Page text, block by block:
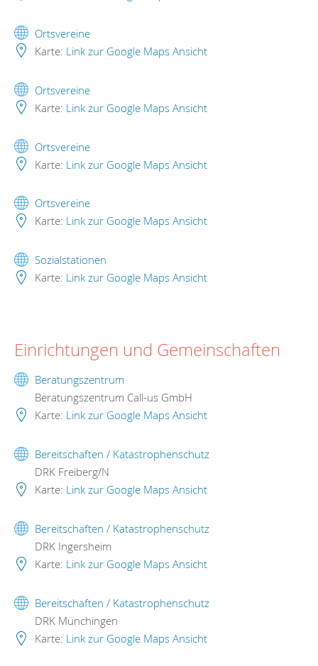
Ortsvereine
Karte: Link zur Google Maps Ansicht
Ortsvereine
Karte: Link zur Google Maps Ansicht
Ortsvereine
Karte: Link zur Google Maps Ansicht
Ortsvereine
Karte: Link zur Google Maps Ansicht
Sozialstationen
Karte: Link zur Google Maps Ansicht
Einrichtungen und Gemeinschaften
Beratungszentrum
Beratungszentrum Call-us GmbH
Karte: Link zur Google Maps Ansicht
Bereitschaften / Katastrophenschutz
DRK Freiberg/N
Karte: Link zur Google Maps Ansicht
Bereitschaften / Katastrophenschutz
DRK Ingersheim
Karte: Link zur Google Maps Ansicht
Bereitschaften / Katastrophenschutz
DRK Münchingen
Karte: Link zur Google Maps Ansicht